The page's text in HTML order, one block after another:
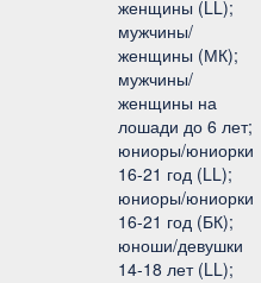
женщины (LL);
мужчины/
женщины (МК);
мужчины/
женщины на
лошади до 6 лет;
юниоры/юниорки
16-21 год (LL);
юниоры/юниорки
16-21 год (БК);
юноши/девушки
14-18 лет (LL);